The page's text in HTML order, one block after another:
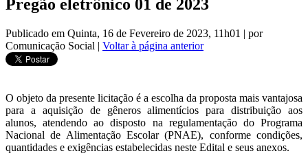
Pregão eletrônico 01 de 2023
Publicado em Quinta, 16 de Fevereiro de 2023, 11h01 | por
Comunicação Social | Voltar à página anterior
O objeto da presente licitação é a escolha da proposta mais vantajosa
para a aquisição de gêneros alimentícios para distribuição aos
alunos, atendendo ao disposto na regulamentação do Programa
Nacional de Alimentação Escolar (PNAE), conforme condições,
quantidades e exigências estabelecidas neste Edital e seus anexos.